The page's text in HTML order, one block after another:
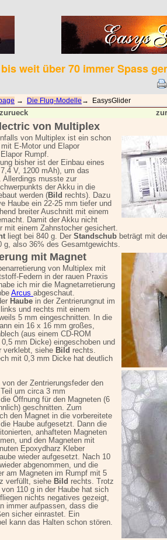
weit über 70 immer Spass
→ Die Flug-Modelle → EasysGlider
von Multiplex
von Multiplex ist ein schon
E-Motor und Elapor
Rumpf.
bisher ist der Einbau eines
V, 1200 mAh), um das
Allerdings musste zur
der Akku in die
werden (Bild rechts). Dazu
Haube ein 22-25 mm tiefer und
breiter Auschnitt mit einem
Damit der Akku nicht
mit einem Zahnstocher gesichert.
liegt bei 840 g. Der Standschub beträgt mit
g, also 36% des Gesamtgewichts.
mit Magnet
von Multiplex mit
Federn in der rauen Praxis
ich mir die Magnetarretierung
Arcus abgeschaut.
Haube in der Zentrierungnut im
und rechts mit einem
5 mm eingeschnitten. In die
ein 16 x 16 mm großes,
(aus einem CD-ROM
mm Dicke) eingeschoben und
verklebt, siehe Bild rechts.
mit 0,3 mm Dicke hat deutlich
von der Zentrierungsfeder den
um circa 3 mm
Öffnung für den Magneten (6
geschnitten. Zum
den Magnet in die vorbereitete
Haube aufgesetzt. Dann die
anhafteten Magneten
und den Magneten mit
Epoxydharz Kleber
wieder aufgesetzt. Nach 10
abgenommen, und die
am Magneten im Rumpf mit 5
verfüllt, siehe Bild rechts. Trotz
110 g in der Haube hat sich
nichts negatives gezeigt,
immer aufpassen, dass die
sicher einrastet. Ein
kann das Halten schon stören.